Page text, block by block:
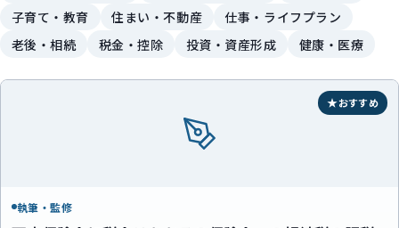
子育て・教育
住まい・不動産
仕事・ライフプラン
老後・相続
税金・控除 投資・資産形成 健康・医療
おすすめ
執筆・監修